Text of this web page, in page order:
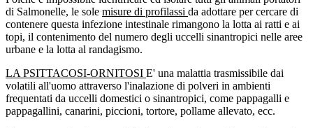
di Salmonelle, le sole misure di profilassi da adottare per cercare di
contenere questa infezione intestinale rimangono la lotta ai ratti e ai
topi, il contenimento del numero degli uccelli sinantropici nelle aree
urbane e la lotta al randagismo.
LA PSITTACOSI-ORNITOSI E' una malattia trasmissibile dai
volatili all'uomo attraverso l'inalazione di polveri in ambienti
frequentati da uccelli domestici o sinantropici, come pappagalli e
pappagallini, canarini, piccioni, tortore, pollame allevato, ecc.